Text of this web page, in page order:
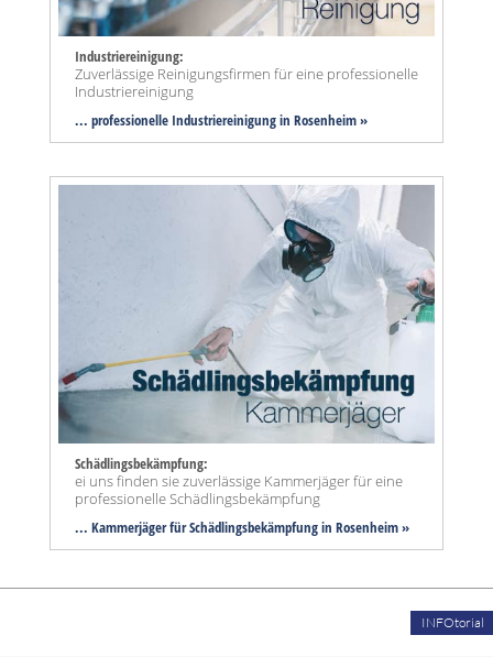
Industriereinigung:
Zuverlässige Reinigungsfirmen für eine professionelle
Industriereinigung
... professionelle Industriereinigung in Rosenheim »
Schädlingsbekämpfung:
ei uns finden sie zuverlässige Kammerjäger für eine
professionelle Schädlingsbekämpfung
... Kammerjäger für Schädlingsbekämpfung in Rosenheim »
INFOtorial